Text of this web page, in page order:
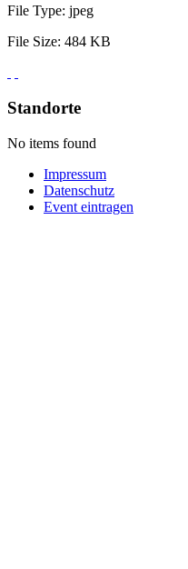
File Type: jpeg
File Size: 484 KB
Standorte
No items found
Impressum
Datenschutz
Event eintragen